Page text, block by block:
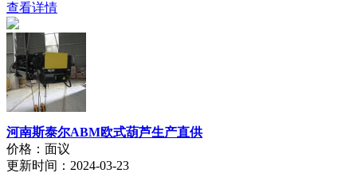
查看详情
河南斯泰尔ABM欧式葫芦生产直供
价格：面议
更新时间：2024-03-23